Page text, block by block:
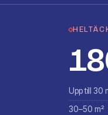
Upp till 30
30–50 m²